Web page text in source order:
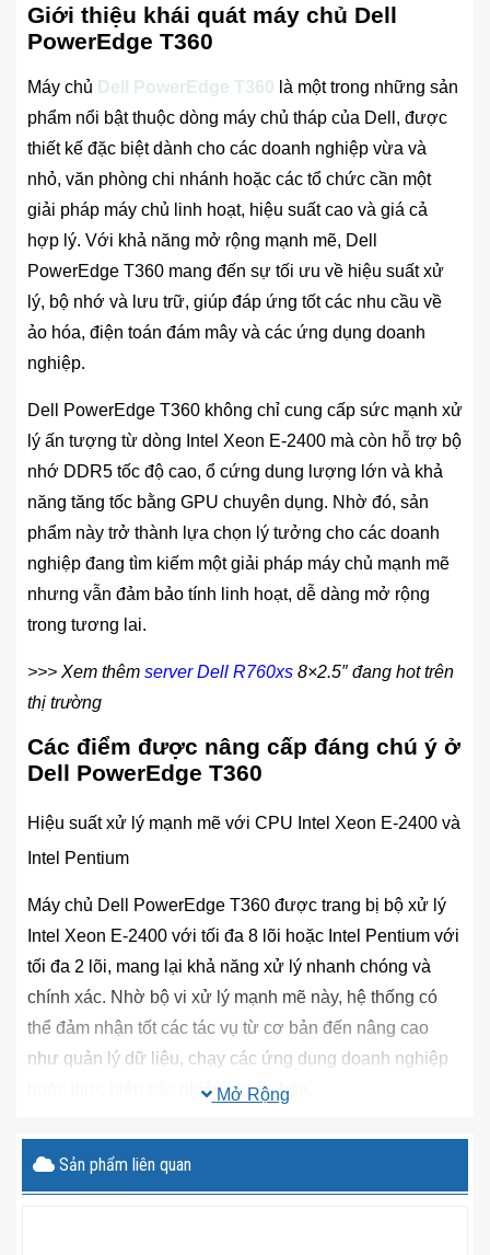
Giới thiệu khái quát máy chủ Dell
PowerEdge T360
Máy chủ
là một trong những sản
phẩm nổi bật thuộc dòng máy chủ tháp của Dell, được
thiết kế đặc biệt dành cho các doanh nghiệp vừa và
nhỏ, văn phòng chi nhánh hoặc các tổ chức cần một
giải pháp máy chủ linh hoạt, hiệu suất cao và giá cả
hợp lý. Với khả năng mở rộng mạnh mẽ, Dell
PowerEdge T360 mang đến sự tối ưu về hiệu suất xử
lý, bộ nhớ và lưu trữ, giúp đáp ứng tốt các nhu cầu về
ảo hóa, điện toán đám mây và các ứng dụng doanh
nghiệp.
Dell PowerEdge T360 không chỉ cung cấp sức mạnh xử
lý ấn tượng từ dòng Intel Xeon E-2400 mà còn hỗ trợ bộ
nhớ DDR5 tốc độ cao, ổ cứng dung lượng lớn và khả
năng tăng tốc bằng GPU chuyên dụng. Nhờ đó, sản
phẩm này trở thành lựa chọn lý tưởng cho các doanh
nghiệp đang tìm kiếm một giải pháp máy chủ mạnh mẽ
nhưng vẫn đảm bảo tính linh hoạt, dễ dàng mở rộng
trong tương lai.
>>> Xem thêm server Dell R760xs 8×2.5″ đang hot trên
thị trường
Các điểm được nâng cấp đáng chú ý ở
Dell PowerEdge T360
Hiệu suất xử lý mạnh mẽ với CPU Intel Xeon E-2400 và
Intel Pentium
Máy chủ Dell PowerEdge T360 được trang bị bộ xử lý
Intel Xeon E-2400 với tối đa 8 lõi hoặc Intel Pentium với
tối đa 2 lõi, mang lại khả năng xử lý nhanh chóng và
chính xác. Nhờ bộ vi xử lý mạnh mẽ này, hệ thống có
thể đảm nhận tốt các tác vụ từ cơ bản đến nâng cao
như quản lý dữ liệu, chạy các ứng dụng doanh nghiệp
hoặc thực hiện các nhiệm vụ ảo hóa.
Với bộ vi xử lý này có thể giúp cải thiện hiệu suất đa
nhiệm, giúp xử lý các công việc nhanh hơn. Bên cạnh
đó, tối ưu hóa hiệu suất với các ứng dụng yêu cầu sức
Mở Rộng
Sản phẩm liên quan